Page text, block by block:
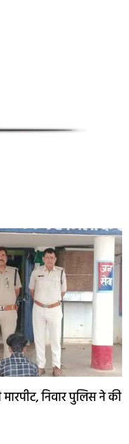
निवार पुलिस ने की